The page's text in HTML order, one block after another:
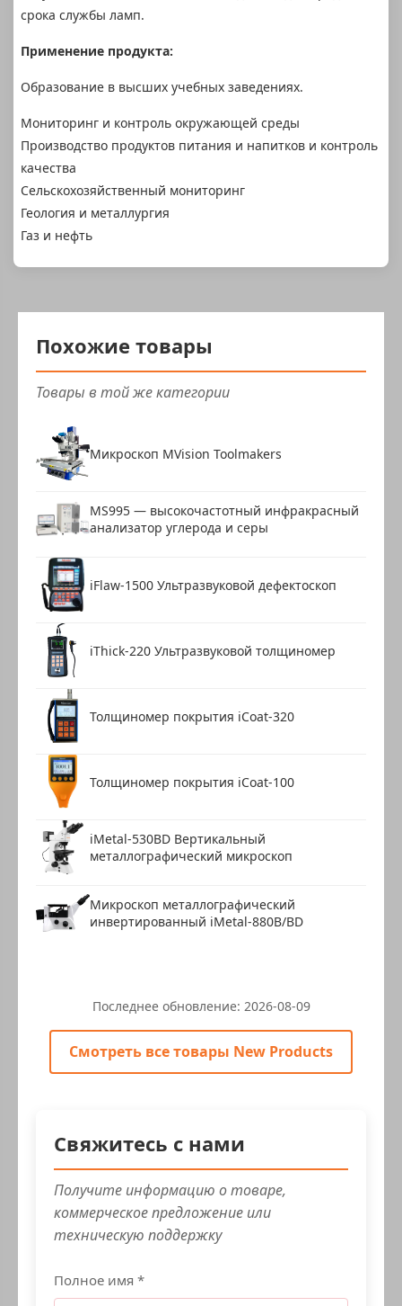
срока службы ламп.
Применение продукта:
Образование в высших учебных заведениях.
Мониторинг и контроль окружающей среды
Производство продуктов питания и напитков и контроль
качества
Сельскохозяйственный мониторинг
Геология и металлургия
Газ и нефть
Похожие товары
Товары в той же категории
Микроскоп MVision Toolmakers
MS995 — высокочастотный инфракрасный
анализатор углерода и серы
iFlaw-1500 Ультразвуковой дефектоскоп
iThick-220 Ультразвуковой толщиномер
Толщиномер покрытия iCoat-320
Толщиномер покрытия iCoat-100
iMetal-530BD Вертикальный
металлографический микроскоп
Микроскоп металлографический
инвертированный iMetal-880B/BD
Последнее обновление: 2026-08-09
Смотреть все товары New Products
Свяжитесь с нами
Получите информацию о товаре,
коммерческое предложение или
техническую поддержку
Полное имя *